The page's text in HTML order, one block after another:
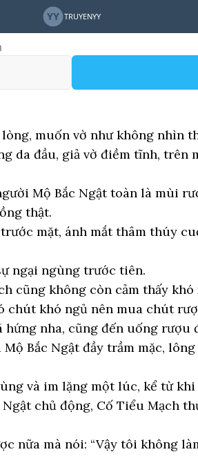
YY TRUYENYY
muốn vờ như không nhìn
da đầu, giả vờ điềm tĩnh, trên
Mộ Bắc Ngật toàn là mùi
thật.
mặt, ánh mắt thâm thúy
ngại ngùng trước tiên.
cũng không còn cảm thấy
chút khó ngủ nên mua chút
nha, cũng đến uống rượu
Bắc Ngật đầy trầm mặc,
và im lặng một lúc, kể từ
chủ động, Cố Tiểu Mạch
nữa mà nói: “Vậy tôi không